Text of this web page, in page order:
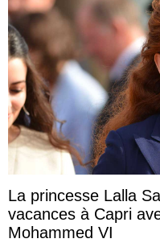
La princesse Lalla
vacances à Capri
Mohammed VI